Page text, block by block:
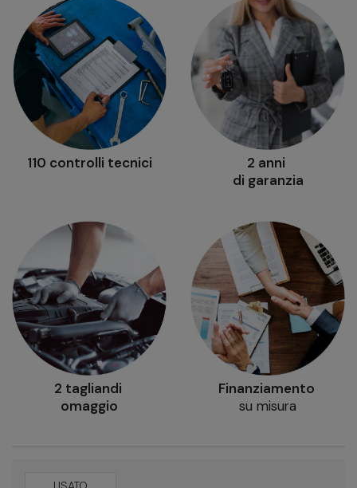
110 controlli tecnici
2 anni
di garanzia
2 tagliandi
omaggio
Finanziamento
su misura